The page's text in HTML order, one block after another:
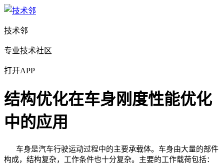
技术邻
专业技术社区
打开APP
结构优化在车身刚度性能优化
中的应用
车身是汽车行驶运动过程中的主要承载体。车身由大量的部件
构成，结构复杂，工作条件也十分复杂。主要的工作载荷包括：